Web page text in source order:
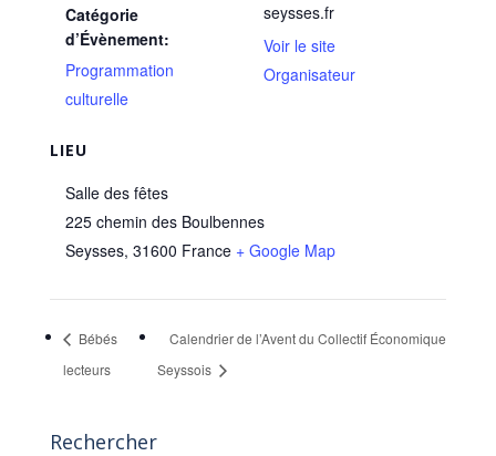
Catégorie
d’Évènement:
Programmation
culturelle
LIEU
Salle des fêtes
225 chemin des Boulbennes
Seysses, 31600 France + Google Map
seysses.fr
Voir le site
Organisateur
Bébés
lecteurs
Calendrier de l’Avent du Collectif Économique
Seyssois
Rechercher